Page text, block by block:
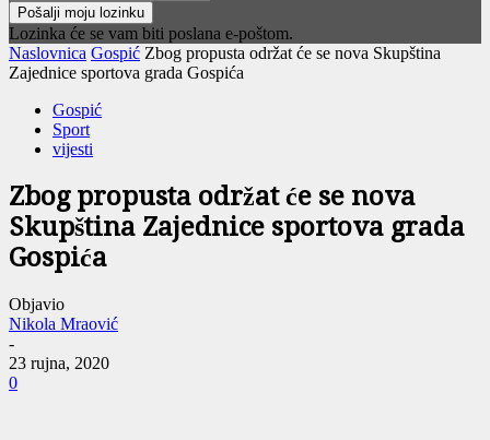
Lozinka će se vam biti poslana e-poštom.
Naslovnica Gospić Zbog propusta održat će se nova Skupština
Zajednice sportova grada Gospića
Gospić
Sport
vijesti
Zbog propusta održat će se nova
Skupština Zajednice sportova grada
Gospića
Objavio
Nikola Mraović
-
23 rujna, 2020
0